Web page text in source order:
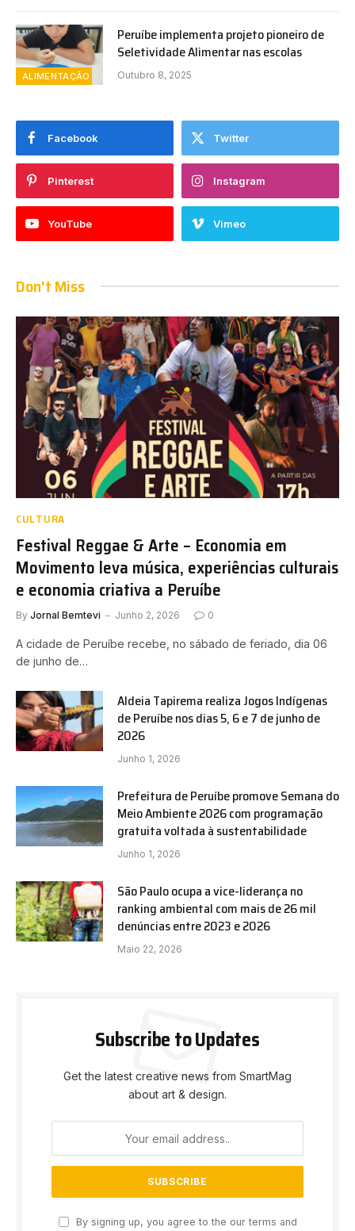
ALIMENTAÇÃO
Peruíbe implementa projeto pioneiro de
Seletividade Alimentar nas escolas
Outubro 8, 2025
Facebook Twitter
Pinterest Instagram
YouTube Vimeo
Don't Miss
CULTURA
Festival Reggae & Arte – Economia em
Movimento leva música, experiências culturais
e economia criativa a Peruíbe
By Jornal Bemtevi Junho 2, 2026 0
A cidade de Peruíbe recebe, no sábado de feriado, dia 06
de junho de…
Aldeia Tapirema realiza Jogos Indígenas
de Peruíbe nos dias 5, 6 e 7 de junho de
2026
Junho 1, 2026
Prefeitura de Peruíbe promove Semana do
Meio Ambiente 2026 com programação
gratuita voltada à sustentabilidade
Junho 1, 2026
São Paulo ocupa a vice-liderança no
ranking ambiental com mais de 26 mil
denúncias entre 2023 e 2026
Maio 22, 2026
Subscribe to Updates
Get the latest creative news from SmartMag
about art & design.
By signing up, you agree to the our terms and